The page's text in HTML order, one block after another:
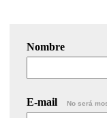
Nombre
E-mail No será